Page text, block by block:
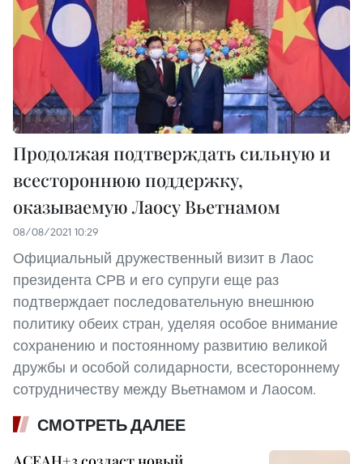
Продолжая подтверждать сильную и
всестороннюю поддержку,
оказываемую Лаосу Вьетнамом
08/08/2021 10:29
Официальный дружественный визит в Лаос
президента СРВ и его супруги еще раз
подтверждает последовательную внешнюю
политику обеих стран, уделяя особое внимание
сохранению и постоянному развитию великой
дружбы и особой солидарности, всестороннему
сотрудничеству между Вьетнамом и Лаосом.
СМОТРЕТЬ ДАЛЕЕ